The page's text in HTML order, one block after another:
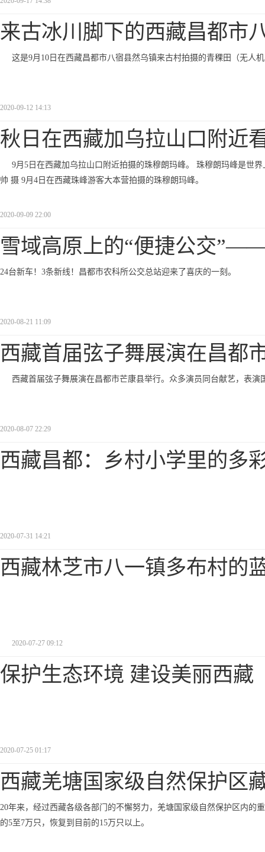
来古冰川脚下的西藏昌都市
这是9月10日在西藏昌都市八宿县然乌镇来古村拍摄的青稞田（无人
2020-09-12 14:13
秋日在西藏加乌拉山口附近
9月5日在西藏加乌拉山口附近拍摄的珠穆朗玛峰。 珠穆朗玛峰是世
帅 摄 9月4日在西藏珠峰游客大本营拍摄的珠穆朗玛峰。
2020-09-09 22:00
雪域高原上的“便捷公交
24台新车！3条新线！昌都市农科所公交总站迎来了喜庆的一刻。
2020-08-21 11:09
西藏首届弦子舞展演在昌都
西藏首届弦子舞展演在昌都市芒康县举行。众多演员同台献艺，表
2020-08-07 22:29
西藏昌都：乡村小学里的多
2020-07-31 14:21
西藏林芝市八一镇多布村的
2020-07-27 09:12
保护生态环境 建设美丽西藏
2020-07-25 01:17
西藏羌塘国家级自然保护区
20年来，经过西藏各级各部门的不懈努力，羌塘国家级自然保护区内的
的5至7万只，恢复到目前的15万只以上。